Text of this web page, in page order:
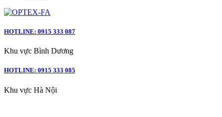
HOTLINE: 0915 333 087
Khu vực Bình Dương
HOTLINE: 0915 333 085
Khu vực Hà Nội